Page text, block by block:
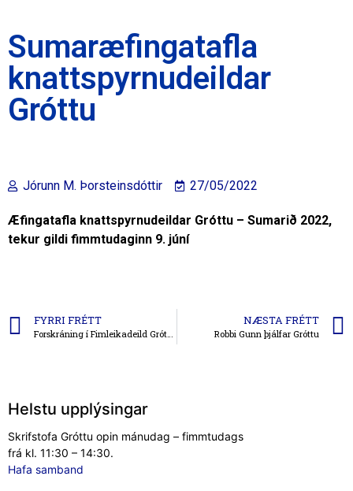
Sumaræfingatafla
knattspyrnudeildar
Gróttu
Jórunn M. Þorsteinsdóttir 27/05/2022
Æfingatafla knattspyrnudeildar Gróttu – Sumarið 2022,
tekur gildi fimmtudaginn 9. júní
FYRRI FRÉTT
Forskráning í Fimleikadeild Gróttu fyrir veturinn hafin
NÆSTA FRÉTT
Robbi Gunn þjálfar Gróttu
Helstu upplýsingar
Skrifstofa Gróttu opin mánudag – fimmtudags
frá kl. 11:30 – 14:30.
Hafa samband